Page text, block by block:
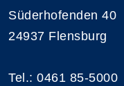
Süderhofenden 40
24937 Flensburg
Tel.: 0461 85-5000